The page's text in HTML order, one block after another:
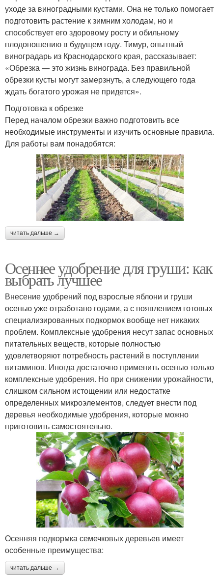
уходе за виноградными кустами. Она не только помогает
подготовить растение к зимним холодам, но и
способствует его здоровому росту и обильному
плодоношению в будущем году. Тимур, опытный
виноградарь из Краснодарского края, рассказывает:
«Обрезка — это жизнь винограда. Без правильной
обрезки кусты могут замерзнуть, а следующего года
ждать богатого урожая не придется».
Подготовка к обрезке
Перед началом обрезки важно подготовить все
необходимые инструменты и изучить основные правила.
Для работы вам понадобятся:
читать дальше →
Осеннее удобрение для груши: как
выбрать лучшее
Внесение удобрений под взрослые яблони и груши
осенью уже отработано годами, а с появлением готовых
специализированных подкормок вообще нет никаких
проблем. Комплексные удобрения несут запас основных
питательных веществ, которые полностью
удовлетворяют потребность растений в поступлении
витаминов. Иногда достаточно применить осенью только
комплексные удобрения. Но при снижении урожайности,
слишком сильном истощении или недостатке
определенных микроэлементов, следует внести под
деревья необходимые удобрения, которые можно
приготовить самостоятельно.
Осенняя подкормка семечковых деревьев имеет
особенные преимущества:
читать дальше →